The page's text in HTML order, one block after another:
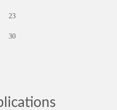
23
30